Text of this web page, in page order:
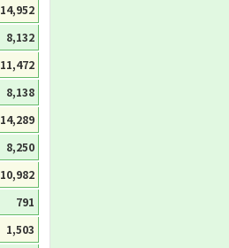
14,952
8,132
11,472
8,138
14,289
8,250
10,982
791
1,503